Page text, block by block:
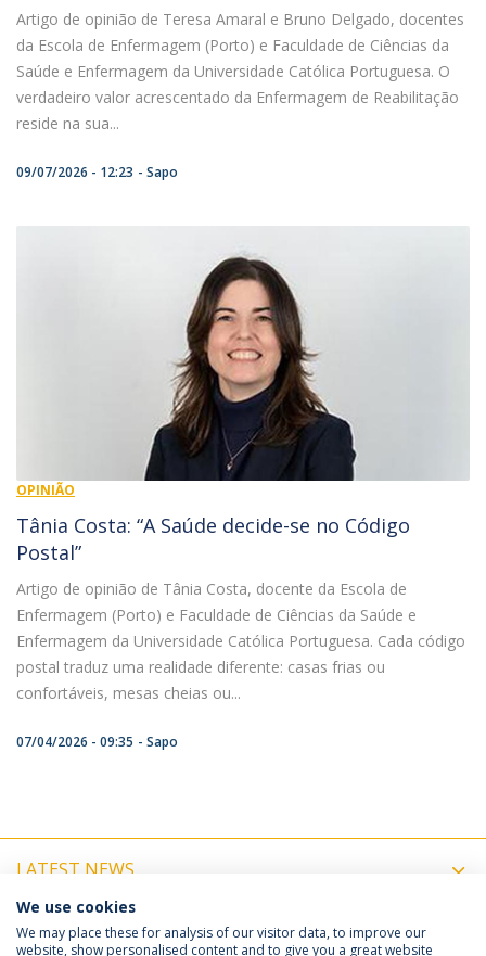
Artigo de opinião de Teresa Amaral e Bruno Delgado, docentes
da Escola de Enfermagem (Porto) e Faculdade de Ciências da
Saúde e Enfermagem da Universidade Católica Portuguesa. O
verdadeiro valor acrescentado da Enfermagem de Reabilitação
reside na sua...
09/07/2026 - 12:23 Sapo
OPINIÃO
Tânia Costa: “A Saúde decide-se no Código
Postal”
Artigo de opinião de Tânia Costa, docente da Escola de
Enfermagem (Porto) e Faculdade de Ciências da Saúde e
Enfermagem da Universidade Católica Portuguesa. Cada código
postal traduz uma realidade diferente: casas frias ou
confortáveis, mesas cheias ou...
07/04/2026 - 09:35 Sapo
LATEST NEWS
UPCOMING EVENTS
We use cookies
We may place these for analysis of our visitor data, to improve our
website, show personalised content and to give you a great website